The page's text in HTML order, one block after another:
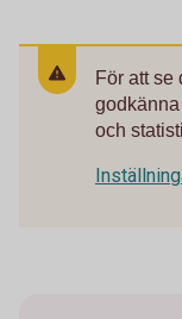
För att se
och